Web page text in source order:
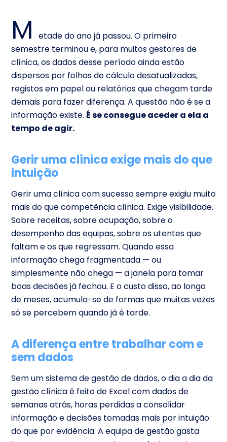
M
etade do ano já passou. O primeiro
semestre terminou e, para muitos gestores de
clínica, os dados desse período ainda estão
dispersos por folhas de cálculo desatualizadas,
registos em papel ou relatórios que chegam tarde
demais para fazer diferença. A questão não é se a
informação existe. É se consegue aceder a ela a
tempo de agir.
Gerir uma clínica exige mais do que
intuição
Gerir uma clínica com sucesso sempre exigiu muito
mais do que competência clínica. Exige visibilidade.
Sobre receitas, sobre ocupação, sobre o
desempenho das equipas, sobre os utentes que
faltam e os que regressam. Quando essa
informação chega fragmentada — ou
simplesmente não chega — a janela para tomar
boas decisões já fechou. E o custo disso, ao longo
de meses, acumula-se de formas que muitas vezes
só se percebem quando já é tarde.
A diferença entre trabalhar com e
sem dados
Sem um sistema de gestão de dados,o dia a dia da
gestão clínica é feito de Excel com dados de
semanas atrás, horas perdidas a consolidar
informação e decisões tomadas mais por intuição
do que por evidência. A equipa de gestão gasta